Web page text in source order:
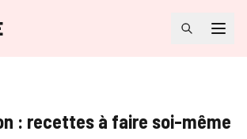
: recettes à faire soi-même